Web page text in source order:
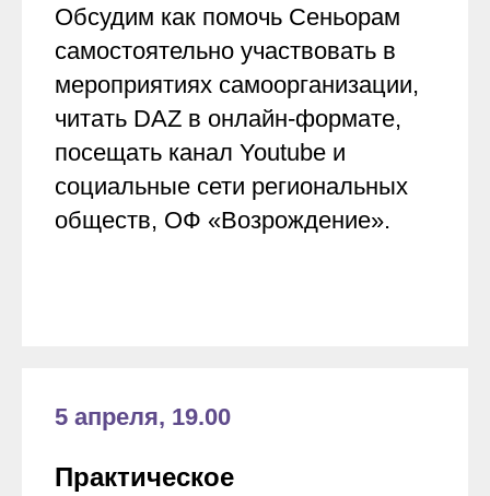
Обсудим как помочь Сеньорам
самостоятельно участвовать в
мероприятиях самоорганизации,
читать DAZ в онлайн-формате,
посещать канал Youtube и
социальные сети региональных
обществ, ОФ «Возрождение».
5 апреля, 19.00
Практическое